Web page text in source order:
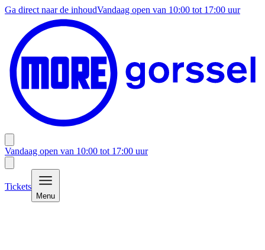
Ga direct naar de inhoudVandaag open van 10:00 tot 17:00 uur
Vandaag open van 10:00 tot 17:00 uur
Tickets
Menu